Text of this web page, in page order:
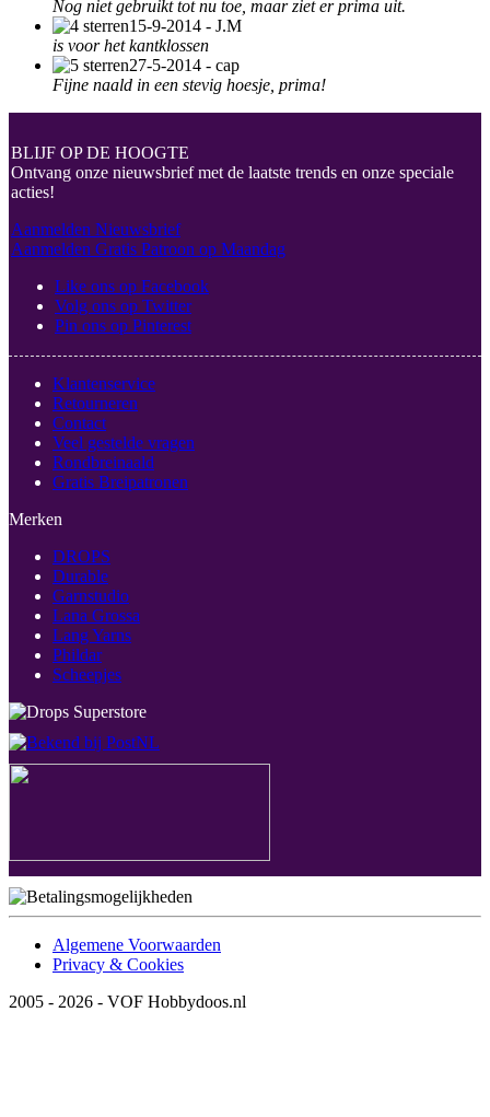
Nog niet gebruikt tot nu toe, maar ziet er prima uit.
15-9-2014 - J.M
is voor het kantklossen
27-5-2014 - cap
Fijne naald in een stevig hoesje, prima!
BLIJF OP DE HOOGTE
Ontvang onze nieuwsbrief met de laatste trends en onze speciale
acties!
Aanmelden Nieuwsbrief
Aanmelden Gratis Patroon op Maandag
Like ons op Facebook
Volg ons op Twitter
Pin ons op Pinterest
Klantenservice
Retourneren
Contact
Veel gestelde vragen
Rondbreinaald
Gratis Breipatronen
Merken
DROPS
Durable
Garnstudio
Lana Grossa
Lang Yarns
Phildar
Scheepjes
Algemene Voorwaarden
Privacy & Cookies
2005 - 2026 - VOF Hobbydoos.nl